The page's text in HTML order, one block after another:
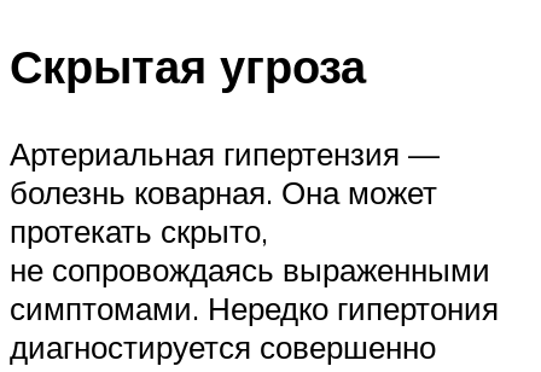
Скрытая угроза
Артериальная гипертензия —
болезнь коварная. Она может
протекать скрыто,
не сопровождаясь выраженными
симптомами. Нередко гипертония
диагностируется совершенно